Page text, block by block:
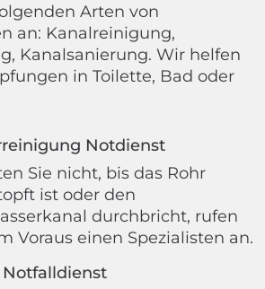
Arten von
an: Kanalreinigung,
Kanalsanierung. Wir helfen
in Toilette, Bad oder
Notdienst
Sie nicht, bis das Rohr
ist oder den
durchbricht, rufen
Voraus einen Spezialisten an.
Notfalldienst